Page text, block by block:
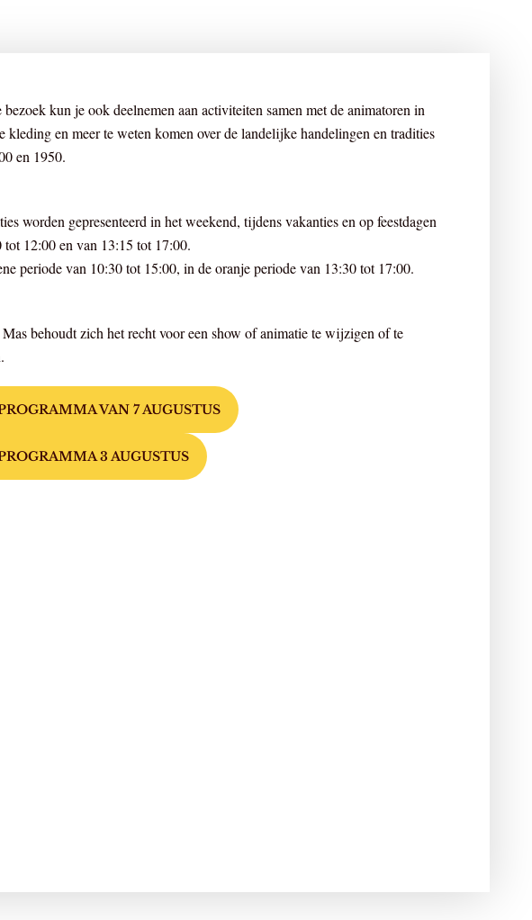
kun je ook deelnemen aan activiteiten samen met de animatoren in
kleding en meer te weten komen over de landelijke handelingen en tradities
en 1950.
worden gepresenteerd in het weekend, tijdens vakanties en op feestdagen
tot 12:00 en van 13:15 tot 17:00.
periode van 10:30 tot 15:00, in de oranje periode van 13:30 tot 17:00.
behoudt zich het recht voor een show of animatie te wijzigen of te
VAN 7 AUGUSTUS
3 AUGUSTUS